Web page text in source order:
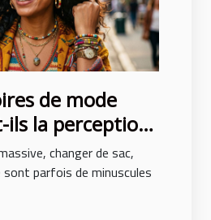
de mode
ils la perception
changer de sac,
parfois de minuscules